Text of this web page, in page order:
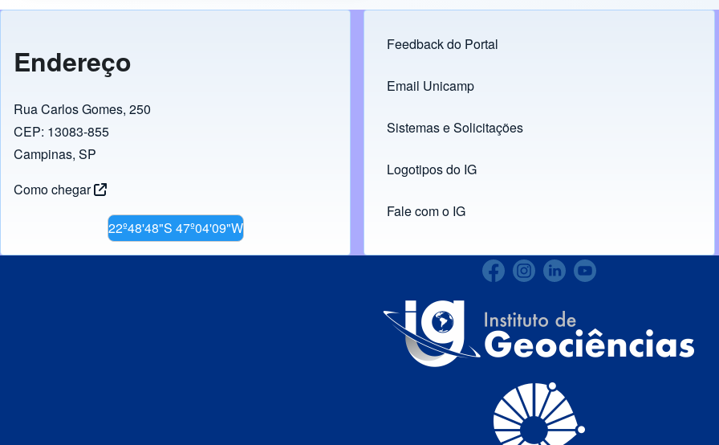
Endereço
Rua Carlos Gomes, 250
CEP: 13083-855
Campinas, SP
Como chegar
22º48'48"S 47º04'09"W
Footer menu
Feedback do Portal
Links
Email Unicamp
(opens in new tab)
Sistemas e Solicitações
(opens in new tab)
Logotipos do IG
(opens in new tab)
Fale com o IG